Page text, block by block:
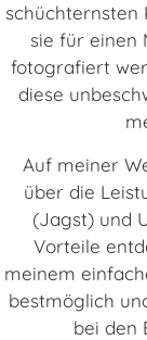
schüchternsten
sie für einen
fotografiert
diese
Auf meiner
über die
(Jagst) und
Vorteile
meinem
bestmöglich
bei den